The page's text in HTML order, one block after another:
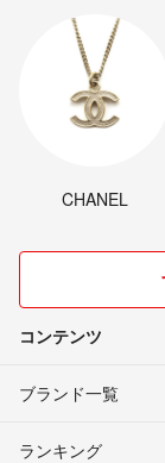
CHANEL
コンテンツ
ブランド一覧
ランキング